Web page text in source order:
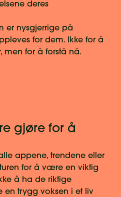
deres
er nysgjerrige på
for dem. Ikke for å
men for å forstå nå.
gjøre for å
appene, trendene eller
for å være en viktig
å ha de riktige
en trygg voksen i et liv